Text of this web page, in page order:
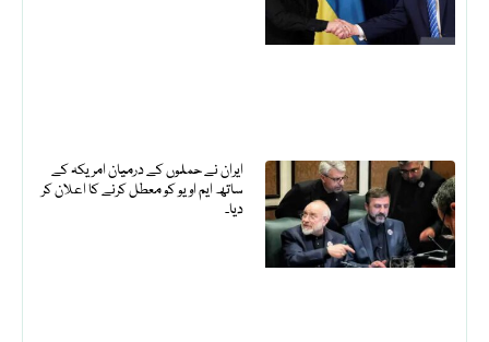
ایران نے حملوں کے درمیان امریکہ کے
ساتھ ایم او یو کو معطل کرنے کا اعلان کر
دیا۔